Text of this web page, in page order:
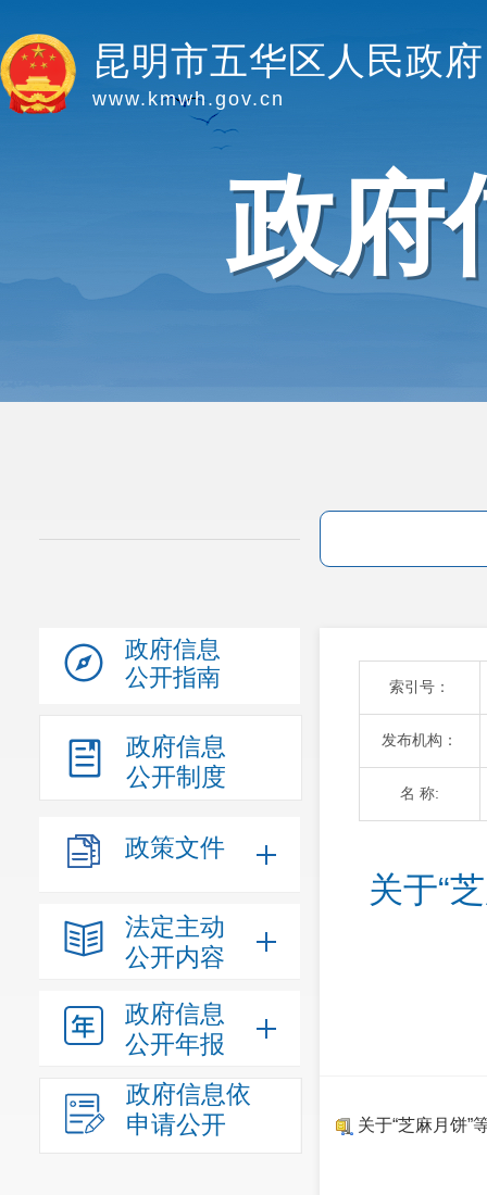
昆明市五华区人民政府
www.kmwh.gov.cn
政府
政府信息
公开指南
政府信息
公开制度
政策文件
法定主动
公开内容
政府信息
公开年报
政府信息依
申请公开
索引号：
发布机构：
名 称:
关于“
关于“芝麻月饼”